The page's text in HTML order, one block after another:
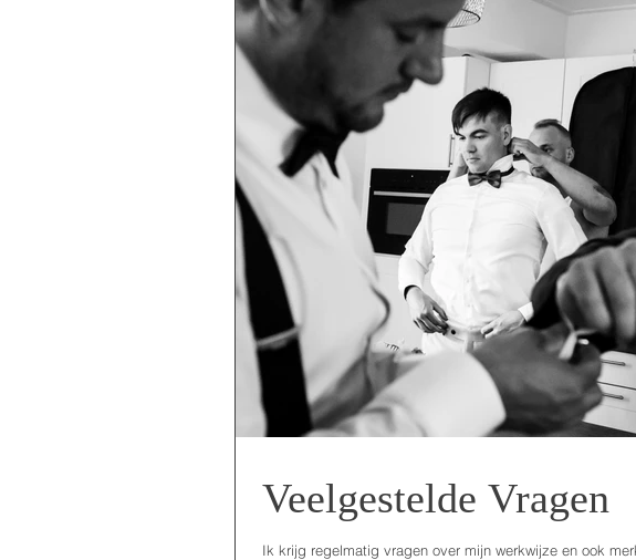
Veelgestelde Vragen
Ik krijg regelmatig vragen over mijn werkwijze en ook